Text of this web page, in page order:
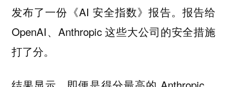
发布了一份《AI 安全指数》报告。报告给
OpenAI、Anthropic 这些大公司的安全措施
打了分。